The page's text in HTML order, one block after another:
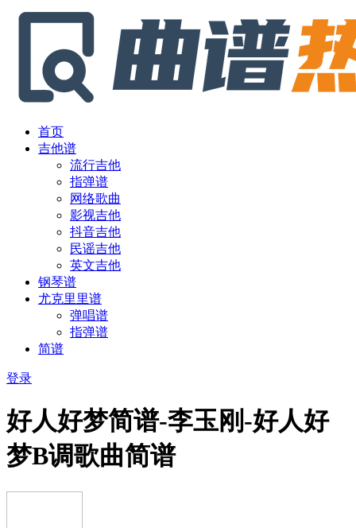
首页
吉他谱
流行吉他
指弹谱
网络歌曲
影视吉他
抖音吉他
民谣吉他
英文吉他
钢琴谱
尤克里里谱
弹唱谱
指弹谱
简谱
登录
好人好梦简谱-李玉刚-好人好
梦B调歌曲简谱